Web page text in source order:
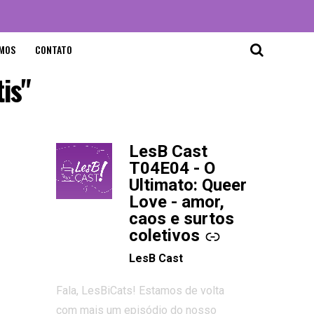
CONTATO
LesB Cast
T04E04 - O
Ultimato: Queer
Love - amor,
caos e surtos
coletivos
-
LesB Cast
Fala, LesBiCats! Estamos de volta
com mais um episódio do nosso